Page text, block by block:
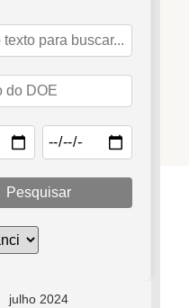
Pesquisar
julho 2024